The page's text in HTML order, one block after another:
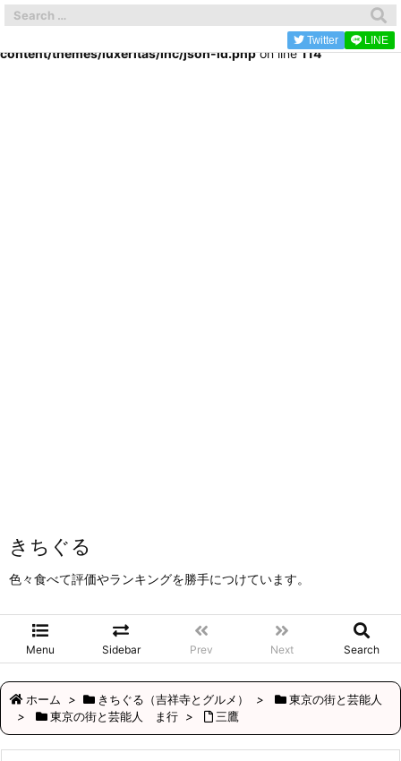
Warning: Trying to access array offset on false in
/home/kitijyouji/kichi-gourmet.com/public_html/wp-
content/themes/luxeritas/inc/json-ld.phpon line114
きちぐる
色々食べて評価やランキングを勝手につけています。
Menu Sidebar Prev Next Search
Twitter LINE
ホーム > きちぐる（吉祥寺とグルメ） >
東京の街と芸能人
>
東京の街と芸能人 ま行 > 三鷹